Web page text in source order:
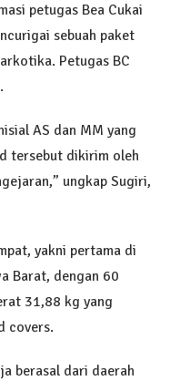
petugas Bea Cukai
sebuah paket
Petugas BC
AS dan MM yang
tersebut dikirim oleh
ungkap Sugiri,
yakni pertama di
Barat, dengan 60
31,88 kg yang
covers.
berasal dari daerah